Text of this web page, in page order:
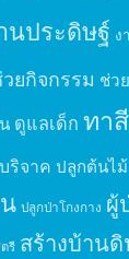
นประดิษฐ์ ง
ยกิจกรรม ช่ว
ดูแลเด็ก ทาสี
บริจาค ปลูกต้นไม้
ปลูกป่าโกงกาง ผู้
รี สร้างบ้าน